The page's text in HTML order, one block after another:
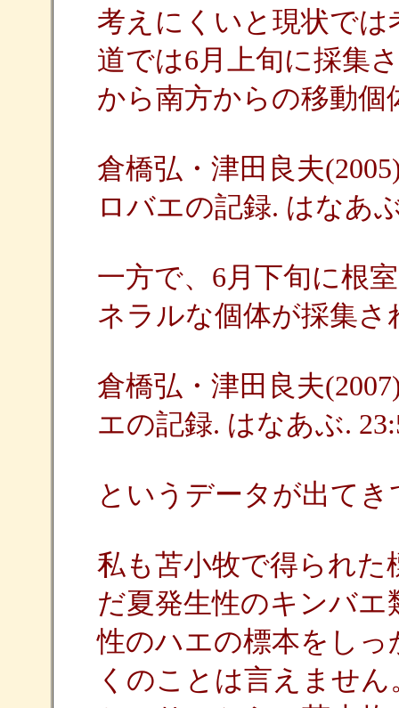
考えにくいと現状で
道では6月上旬に採集
から南方からの移動
倉橋弘・津田良夫
ロバエの記録. はなあ
一方で、6月下旬に根
ネラルな個体が採集さ
倉橋弘・津田良夫
エの記録. はなあぶ.
というデータが出て
私も苫小牧で得られ
だ夏発生性のキンバ
性のハエの標本をし
くのことは言えませ